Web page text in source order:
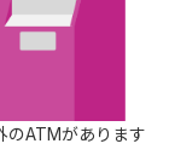
のATMがあります